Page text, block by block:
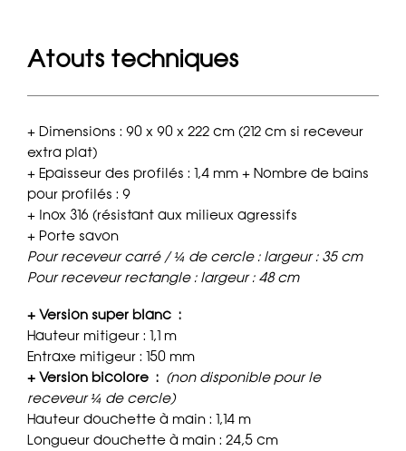
Atouts techniques
+ Dimensions : 90 x 90 x 222 cm (212 cm si receveur
extra plat)
+ Epaisseur des profilés : 1,4 mm + Nombre de bains
pour profilés : 9
+ Inox 316 (résistant aux milieux agressifs
+ Porte savon
Pour receveur carré / ¼ de cercle : largeur : 35 cm
Pour receveur rectangle : largeur : 48 cm
+ Version super blanc :
Hauteur mitigeur : 1,1 m
Entraxe mitigeur : 150 mm
+ Version bicolore : (non disponible pour le
receveur ¼ de cercle)
Hauteur douchette à main : 1,14 m
Longueur douchette à main : 24,5 cm